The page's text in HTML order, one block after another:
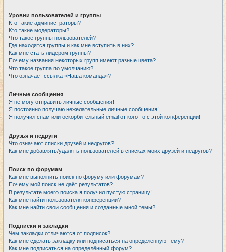
Уровни пользователей и группы
Кто такие администраторы?
Кто такие модераторы?
Что такое группы пользователей?
Где находятся группы и как мне вступить в них?
Как мне стать лидером группы?
Почему названия некоторых групп имеют разные цвета?
Что такое группа по умолчанию?
Что означает ссылка «Наша команда»?
Личные сообщения
Я не могу отправить личные сообщения!
Я постоянно получаю нежелательные личные сообщения!
Я получил спам или оскорбительный email от кого-то с этой конференции!
Друзья и недруги
Что означают списки друзей и недругов?
Как мне добавлять/удалять пользователей в списках моих друзей и недругов?
Поиск по форумам
Как мне выполнить поиск по форуму или форумам?
Почему мой поиск не даёт результатов?
В результате моего поиска я получил пустую страницу!
Как мне найти пользователя конференции?
Как мне найти свои сообщения и созданные мной темы?
Подписки и закладки
Чем закладки отличаются от подписок?
Как мне сделать закладку или подписаться на определённую тему?
Как мне подписаться на определённый форум?